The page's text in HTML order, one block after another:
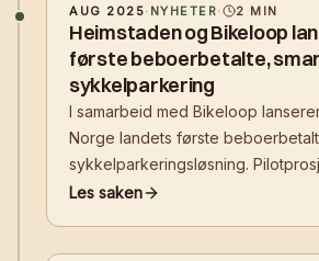
AUG 2025· NYHETER· 2 MIN
Heimstaden og Bikeloop
første beboerbetalte,
sykkelparkering
I samarbeid med Bikeloop
Norge landets første
sykkelparkeringsløsning.
Grünerløkka i Oslo, markerer et
Les saken